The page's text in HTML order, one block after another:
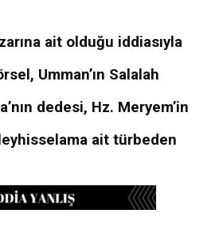
ait olduğu iddiasıyla
Umman’ın Salalah
dedesi, Hz. Meryem’in
ait türbeden